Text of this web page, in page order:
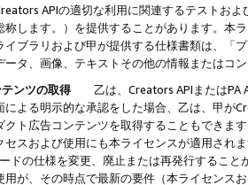
APIの適切な利用に関連するテストお
称します。）を提供することがあります。本
イブラリおよび甲が提供する仕様書類は、「
ータ、画像、テキストその他の情報またはコ
テンツの取得
乙は、Creators APIまたはPA
による明示的な承認をした場合、乙は、甲が
クト広告コンテンツを取得することもできま
セスおよび使用にも本ライセンスが適用され
ドの仕様を変更、廃止または再発行するこ
用が、その時点で最新の要件（本ライセン